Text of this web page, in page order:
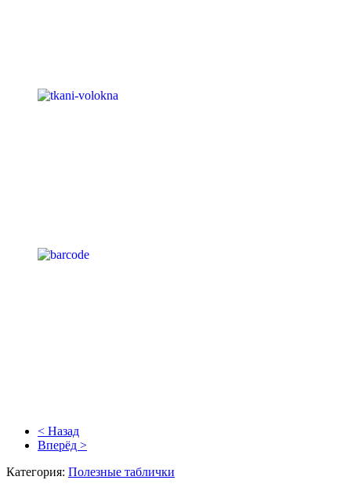
< Назад
Вперёд >
Категория: Полезные таблички